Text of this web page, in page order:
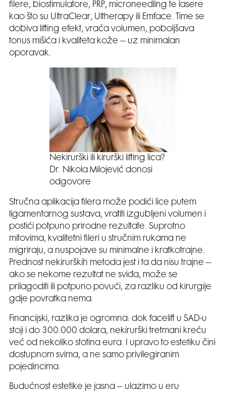
filere, biostimulatore, PRP, microneedling te lasere
kao što su UltraClear, Ultherapy ili Emface. Time se
dobiva lifting efekt, vraća volumen, poboljšava
tonus mišića i kvaliteta kože – uz minimalan
oporavak.
Nekirurški ili kirurški lifting lica?
Dr. Nikola Milojević donosi
odgovore
Stručna aplikacija filera može podići lice putem
ligamentarnog sustava, vratiti izgubljeni volumen i
postići potpuno prirodne rezultate. Suprotno
mitovima, kvalitetni fileri u stručnim rukama ne
migriraju, a nuspojave su minimalne i kratkotrajne.
Prednost nekirurških metoda jest i ta da nisu trajne –
ako se nekome rezultat ne sviđa, može se
prilagoditi ili potpuno povući, za razliku od kirurgije
gdje povratka nema.
Financijski, razlika je ogromna: dok facelift u SAD-u
stoji i do 300.000 dolara, nekirurški tretmani kreću
već od nekoliko stotina eura. I upravo to estetiku čini
dostupnom svima, a ne samo privilegiranim
pojedincima.
Budućnost estetike je jasna – ulazimo u eru